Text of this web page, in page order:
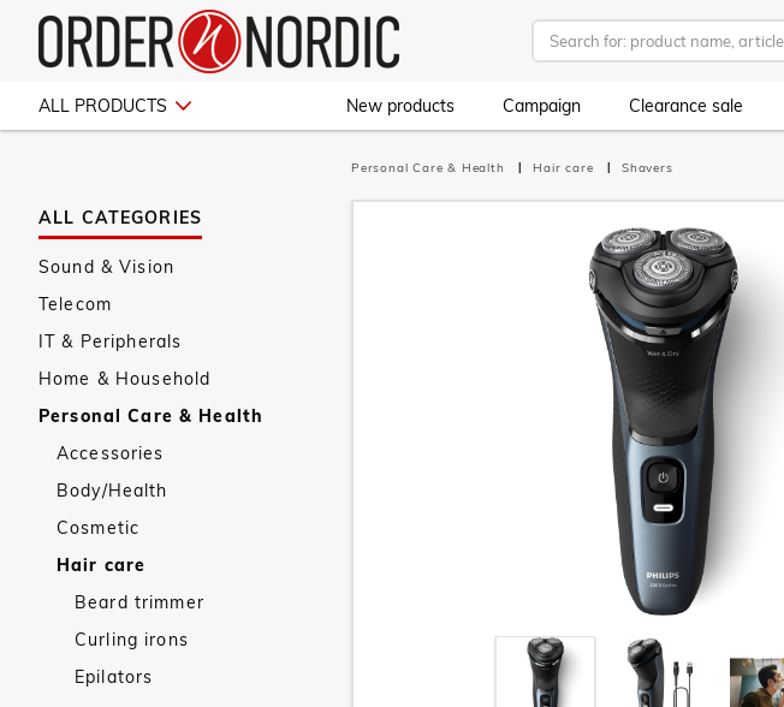
ALL PRODUCTS New products Campaign Clearance sale
ALL CATEGORIES
Sound & Vision
Telecom
IT & Peripherals
Home & Household
Personal Care & Health
Accessories
Body/Health
Cosmetic
Hair care
Beard trimmer
Curling irons
Epilators
Personal Care & Health Hair care Shavers